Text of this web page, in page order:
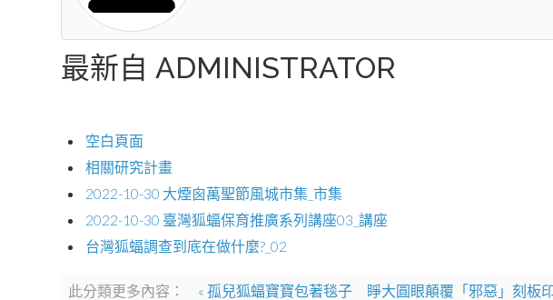
最新自 ADMINISTRATOR
空白頁面
相關研究計畫
2022-10-30 大煙囪萬聖節風城市集_市集
2022-10-30 臺灣狐蝠保育推廣系列講座03_講座
台灣狐蝠調查到底在做什麼?_02
此分類更多內容： « 孤兒狐蝠寶寶包著毯子 睜大圓眼顛覆「邪惡」刻板